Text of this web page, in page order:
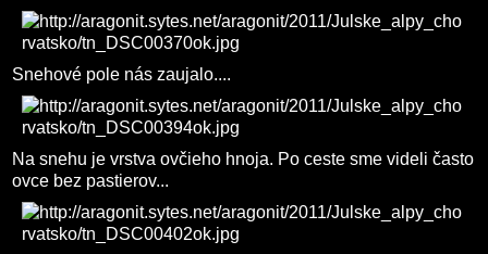
Snehové pole nás zaujalo....
Na snehu je vrstva ovčieho hnoja. Po ceste sme videli často
ovce bez pastierov...